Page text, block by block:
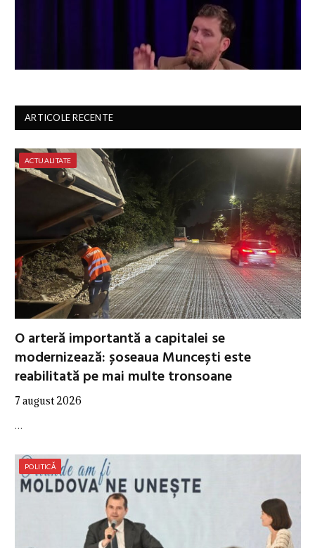
ARTICOLE RECENTE
ACTUALITATE
O arteră importantă a capitalei se
modernizează: șoseaua Muncești este
reabilitată pe mai multe tronsoane
7 august 2026
…
POLITICĂ